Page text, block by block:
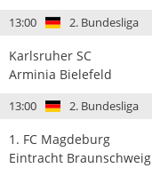
13:00 2. Bundesliga
Karlsruher SC
Arminia Bielefeld
13:00 2. Bundesliga
1. FC Magdeburg
Eintracht Braunschweig